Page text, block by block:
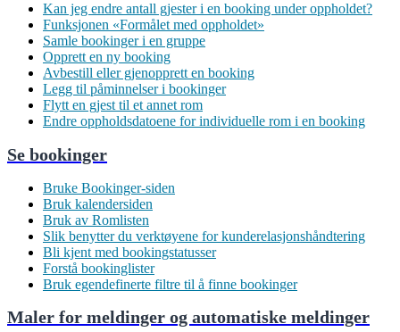
Kan jeg endre antall gjester i en booking under oppholdet?
Funksjonen «Formålet med oppholdet»
Samle bookinger i en gruppe
Opprett en ny booking
Avbestill eller gjenopprett en booking
Legg til påminnelser i bookinger
Flytt en gjest til et annet rom
Endre oppholdsdatoene for individuelle rom i en booking
Se bookinger
Bruke Bookinger-siden
Bruk kalendersiden
Bruk av Romlisten
Slik benytter du verktøyene for kunderelasjonshåndtering
Bli kjent med bookingstatusser
Forstå bookinglister
Bruk egendefinerte filtre til å finne bookinger
Maler for meldinger og automatiske meldinger